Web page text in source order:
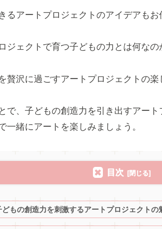
るアートプロジェクトのアイデアもお
ジェクトで育つ子どもの力とは何なの
贅沢に過ごすアートプロジェクトの楽
で、子どもの創造力を引き出すアー
一緒にアートを楽しみましょう。
目次
どもの創造力を刺激するアートプロジェクトの